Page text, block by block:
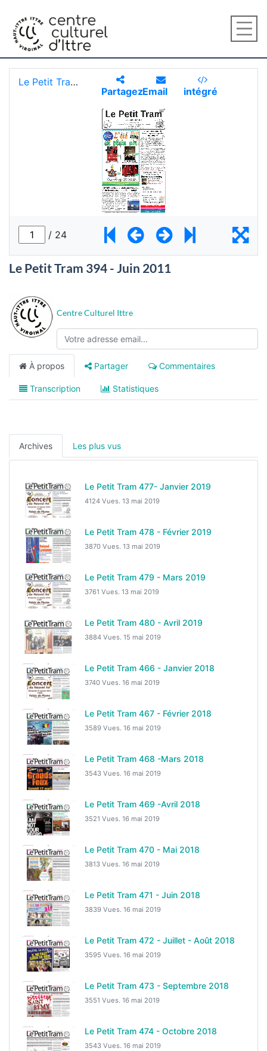
Le Petit Tram 394 - Juin 2011
Centre Culturel Ittre
À propos Partager Commentaires
Transcription Statistiques
Archives Les plus vus
Le Petit Tram 477- Janvier 2019
4124 Vues. 13 mai 2019
Le Petit Tram 478 - Février 2019
3870 Vues. 13 mai 2019
Le Petit Tram 479 - Mars 2019
3761 Vues. 13 mai 2019
Le Petit Tram 480 - Avril 2019
3884 Vues. 15 mai 2019
Le Petit Tram 466 - Janvier 2018
3740 Vues. 16 mai 2019
Le Petit Tram 467 - Février 2018
3589 Vues. 16 mai 2019
Le Petit Tram 468 -Mars 2018
3543 Vues. 16 mai 2019
Le Petit Tram 469 -Avril 2018
3521 Vues. 16 mai 2019
Le Petit Tram 470 - Mai 2018
3813 Vues. 16 mai 2019
Le Petit Tram 471 - Juin 2018
3839 Vues. 16 mai 2019
Le Petit Tram 472 - Juillet - Août 2018
3595 Vues. 16 mai 2019
Le Petit Tram 473 - Septembre 2018
3551 Vues. 16 mai 2019
Le Petit Tram 474 - Octobre 2018
3543 Vues. 16 mai 2019